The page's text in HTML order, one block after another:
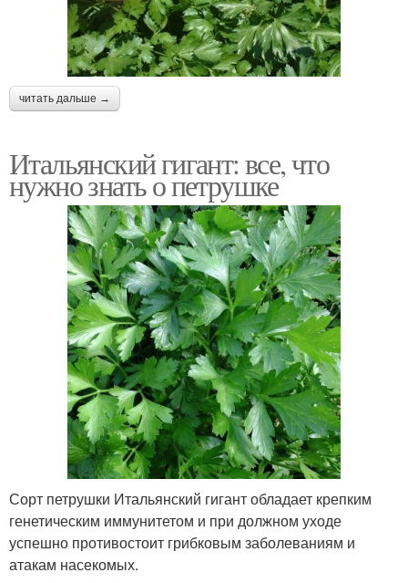
читать дальше →
Итальянский гигант: все, что
нужно знать о петрушке
Сорт петрушки Итальянский гигант обладает крепким
генетическим иммунитетом и при должном уходе
успешно противостоит грибковым заболеваниям и
атакам насекомых.